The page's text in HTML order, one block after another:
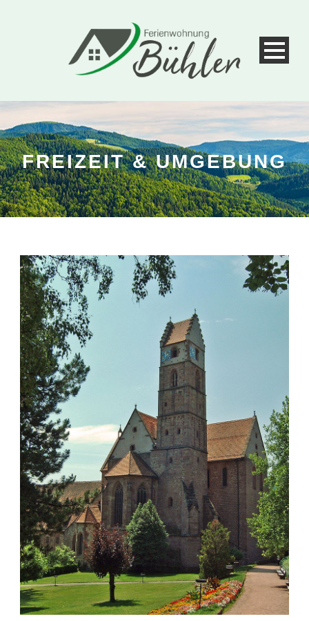
FREIZEIT & UMGEBUNG